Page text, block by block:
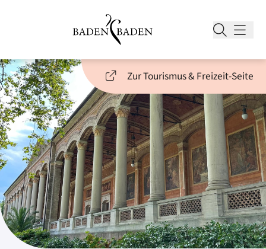
Zur Tourismus & Freizeit-Seite